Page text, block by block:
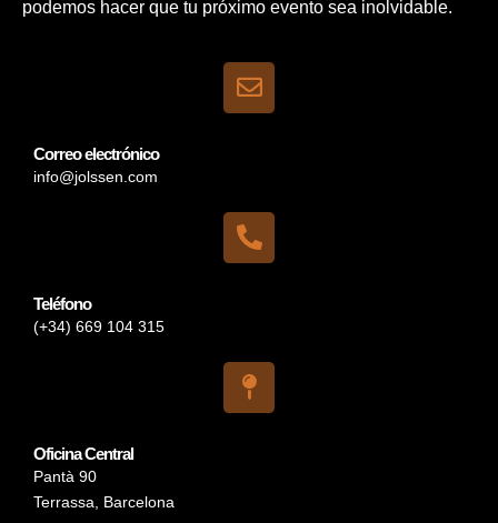
podemos hacer que tu próximo evento sea inolvidable.
Correo electrónico
info@jolssen.com
Teléfono
(+34) 669 104 315
Oficina Central
Pantà 90
Terrassa, Barcelona